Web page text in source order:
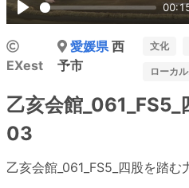
Play
EXest
愛媛県西
予市
文化
ローカ
乙亥会館
03
乙亥会館_061_FS5_四股を踏む